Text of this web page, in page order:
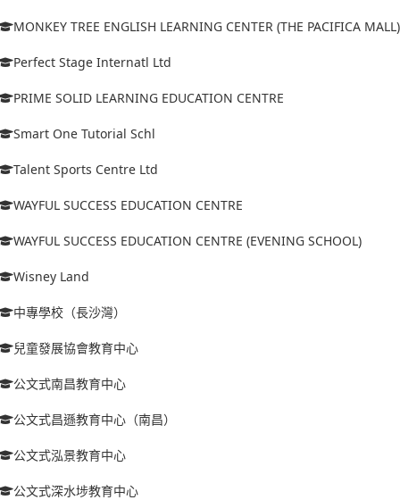
MONKEY TREE ENGLISH LEARNING CENTER (THE PACIFICA MALL)
Perfect Stage Internatl Ltd
PRIME SOLID LEARNING EDUCATION CENTRE
Smart One Tutorial Schl
Talent Sports Centre Ltd
WAYFUL SUCCESS EDUCATION CENTRE
WAYFUL SUCCESS EDUCATION CENTRE (EVENING SCHOOL)
Wisney Land
中專學校（長沙灣）
兒童發展協會教育中心
公文式南昌教育中心
公文式昌遜教育中心（南昌）
公文式泓景教育中心
公文式深水埗教育中心